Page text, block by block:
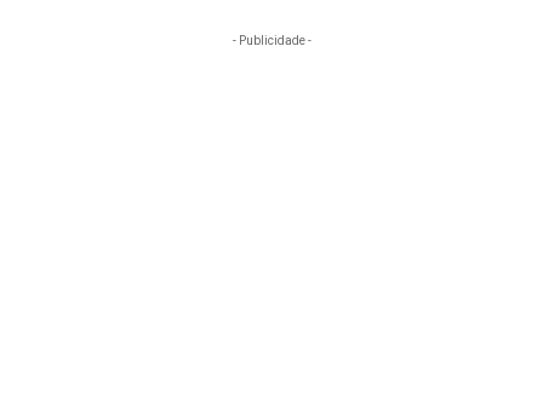
- Publicidade -